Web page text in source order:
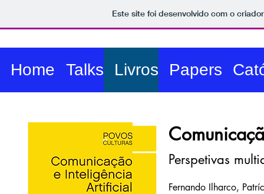
Este site foi desenvolvido com o
Home Talks Livros Papers
Perspetivas
Fernando Ilharco,